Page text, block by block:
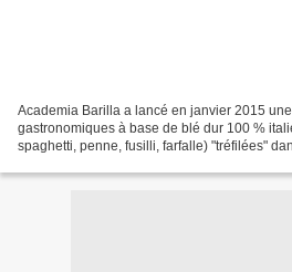
Academia Barilla a lancé en janvier 2015
gastronomiques à base de blé dur 100 %
spaghetti, penne, fusilli, farfalle) "tréfilées"